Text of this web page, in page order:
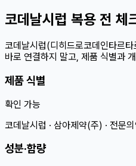
코데날시럽 복용 전 체
코데날시럽(디히드로코데인타르
바로 연결하지 말고, 제품 식별과
제품 식별
확인 가능
코데날시럽 · 삼아제약(주) · 전문
성분·함량